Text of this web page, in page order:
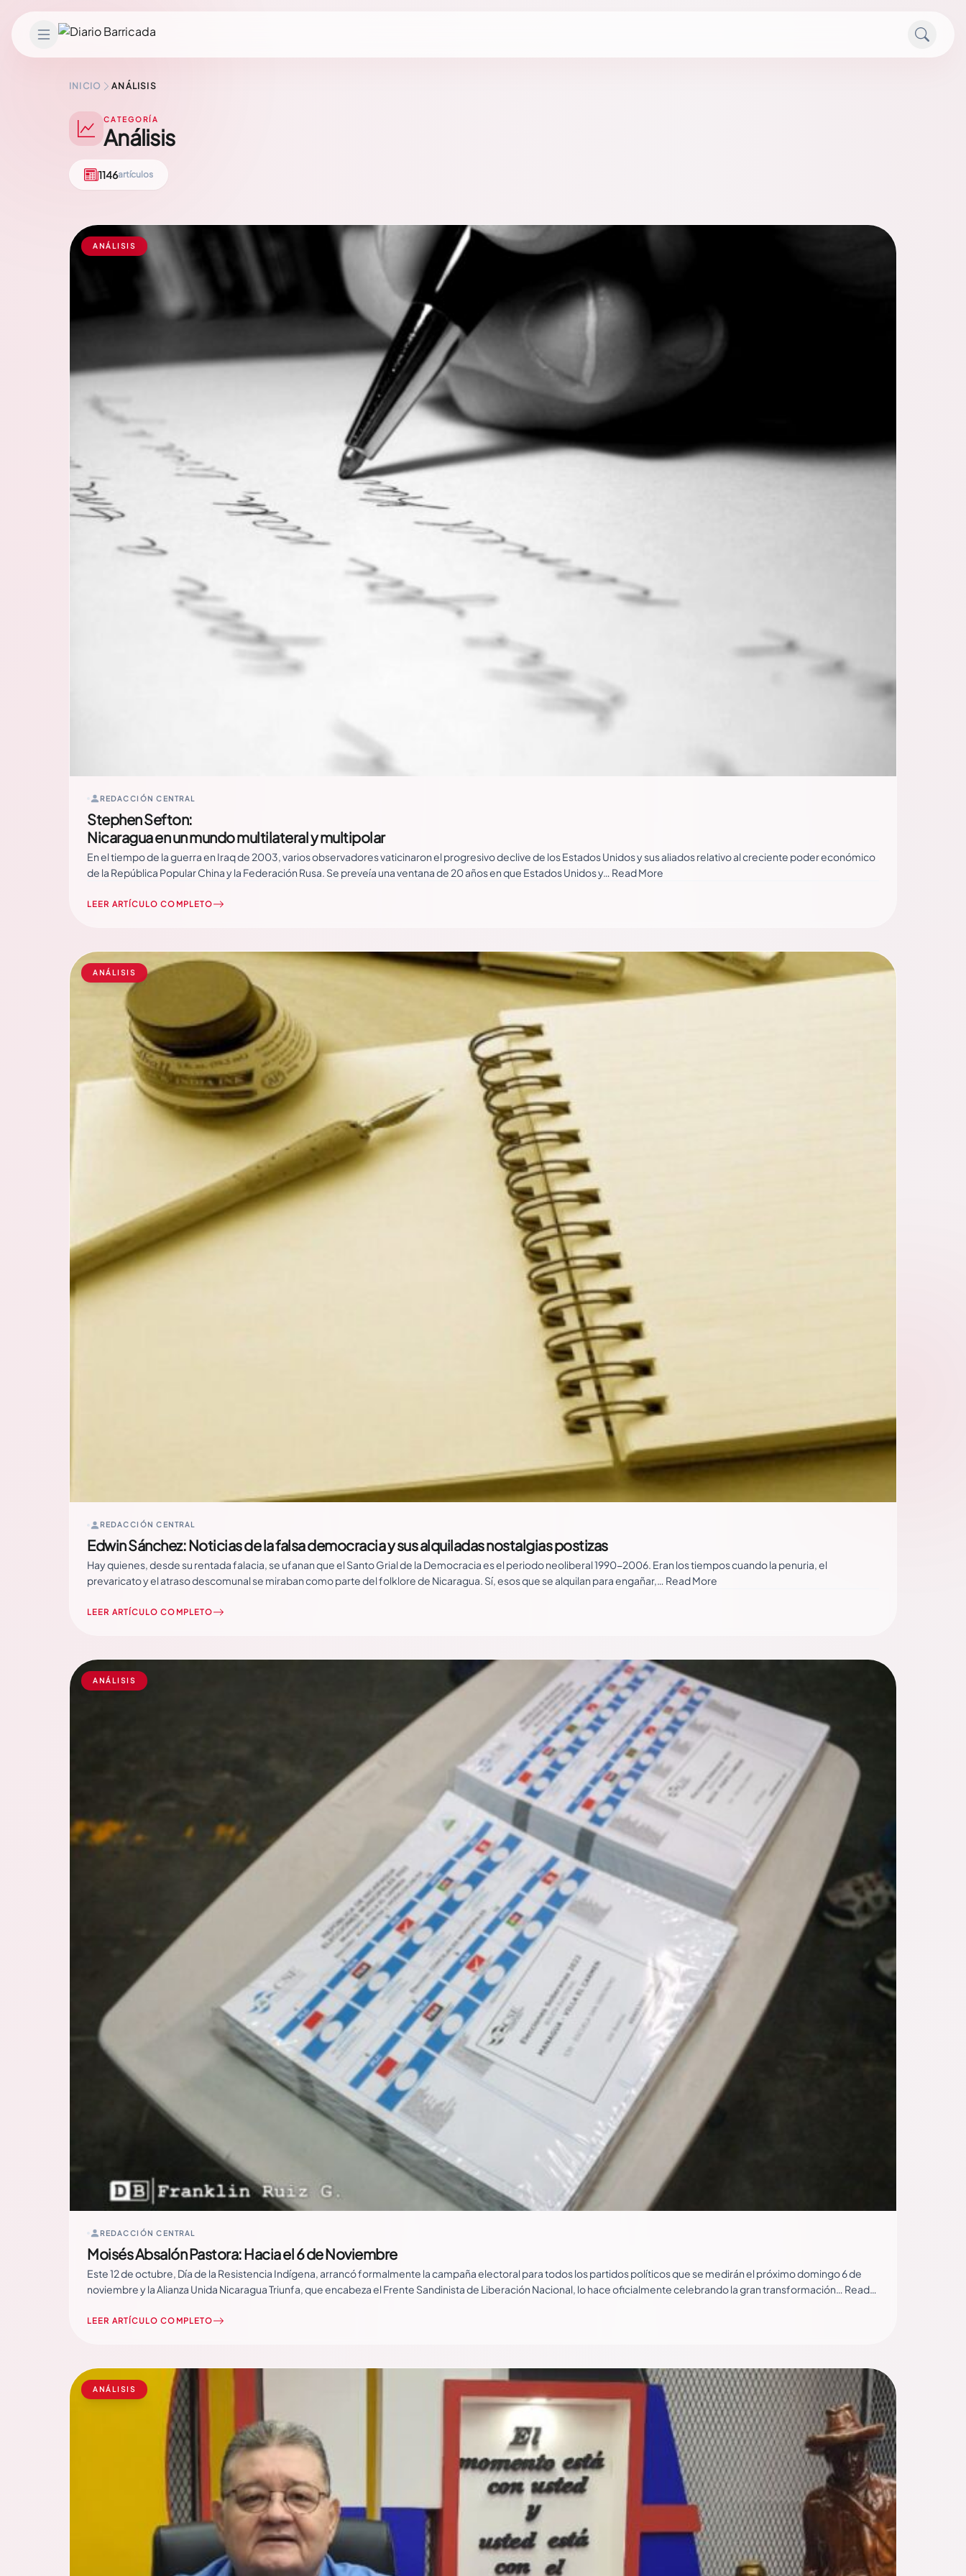
INICIO ANÁLISIS
CATEGORÍA
Análisis
1146artículos
ANÁLISIS
REDACCIÓN CENTRAL
Stephen Sefton:
Nicaragua en un mundo multilateral y multipolar
En el tiempo de la guerra en Iraq de 2003, varios observadores vaticinaron el progresivo declive de los Estados Unidos y sus aliados relativo al creciente poder económico
de la República Popular China y la Federación Rusa. Se preveía una ventana de 20 años en que Estados Unidos y… Read More
LEER ARTÍCULO COMPLETO
ANÁLISIS
REDACCIÓN CENTRAL
Edwin Sánchez: Noticias de la falsa democracia y sus alquiladas nostalgias postizas
Hay quienes, desde su rentada falacia, se ufanan que el Santo Grial de la Democracia es el periodo neoliberal 1990-2006. Eran los tiempos cuando la penuria, el
prevaricato y el atraso descomunal se miraban como parte del folklore de Nicaragua. Sí, esos que se alquilan para engañar,… Read More
LEER ARTÍCULO COMPLETO
ANÁLISIS
REDACCIÓN CENTRAL
Moisés Absalón Pastora: Hacia el 6 de Noviembre
Este 12 de octubre, Día de la Resistencia Indígena, arrancó formalmente la campaña electoral para todos los partidos políticos que se medirán el próximo domingo 6 de
noviembre y la Alianza Unida Nicaragua Triunfa, que encabeza el Frente Sandinista de Liberación Nacional, lo hace oficialmente celebrando la gran transformación… Read
LEER ARTÍCULO COMPLETO
ANÁLISIS